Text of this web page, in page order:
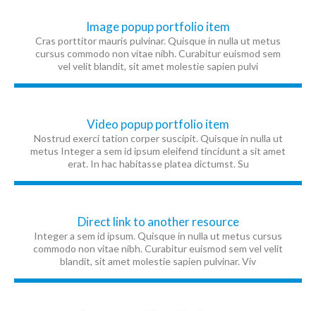
Image popup portfolio item
Cras porttitor mauris pulvinar. Quisque in nulla ut metus
cursus commodo non vitae nibh. Curabitur euismod sem
vel velit blandit, sit amet molestie sapien pulvi
Video popup portfolio item
Nostrud exerci tation corper suscipit. Quisque in nulla ut
metus Integer a sem id ipsum eleifend tincidunt a sit amet
erat. In hac habitasse platea dictumst. Su
Direct link to another resource
Integer a sem id ipsum. Quisque in nulla ut metus cursus
commodo non vitae nibh. Curabitur euismod sem vel velit
blandit, sit amet molestie sapien pulvinar. Viv